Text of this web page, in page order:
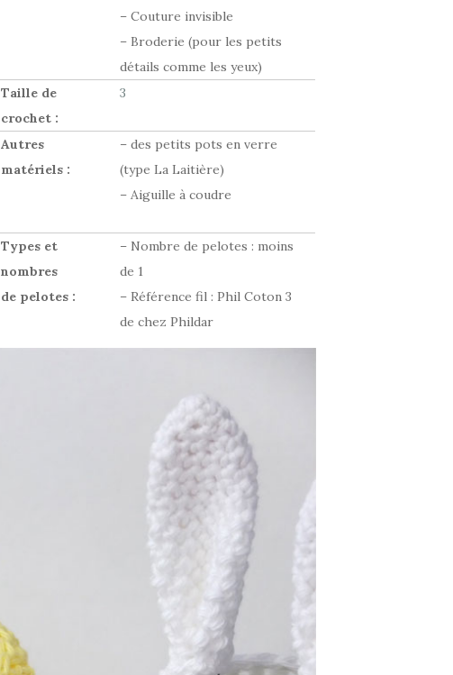
– Couture invisible
– Broderie (pour les petits
détails comme les yeux)
Taille de
crochet :
3
Autres
matériels :
– des petits pots en verre
(type La Laitière)
– Aiguille à coudre
Types et
nombres
de pelotes :
– Nombre de pelotes : moins
de 1
– Référence fil : Phil Coton 3
de chez Phildar